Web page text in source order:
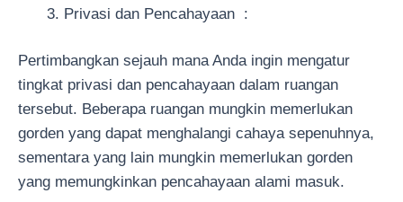
Privasi dan Pencahayaan :
Pertimbangkan sejauh mana Anda ingin mengatur
tingkat privasi dan pencahayaan dalam ruangan
tersebut. Beberapa ruangan mungkin memerlukan
gorden yang dapat menghalangi cahaya sepenuhnya,
sementara yang lain mungkin memerlukan gorden
yang memungkinkan pencahayaan alami masuk.